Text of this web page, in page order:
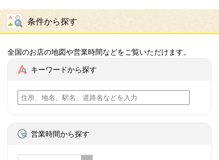
条件から探す
全国のお店の地図や営業時間などをご覧いただけます。
キーワードから探す
営業時間から探す